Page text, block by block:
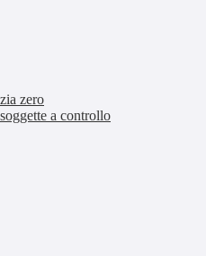
zero
a controllo